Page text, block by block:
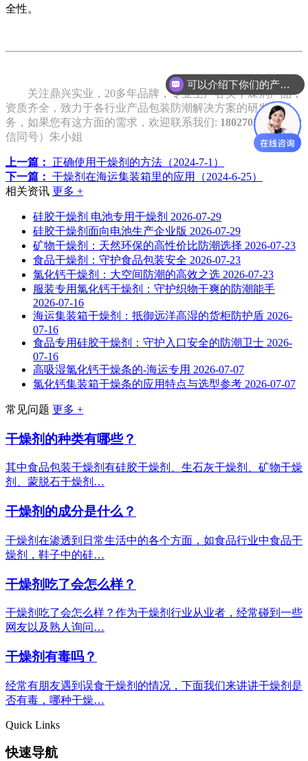
全性。
关注鼎兴实业，20多年品牌，专业生产各类干燥剂产品，
资质齐全，致力于各行业产品包装防潮解决方案的研发和服
务，如果您有这方面的需求，欢迎联系我们: 18027021535（微
信同号）朱小姐
上一篇：
正确使用干燥剂的方法（2024-7-1）
下一篇： 干燥剂在海运集装箱里的应用（2024-6-25）
相关资讯 更多 +
硅胶干燥剂 电池专用干燥剂 2026-07-29
硅胶干燥剂面向电池生产企业版 2026-07-29
矿物干燥剂：天然环保的高性价比防潮选择 2026-07-23
食品干燥剂：守护食品包装安全 2026-07-23
氯化钙干燥剂：大空间防潮的高效之选 2026-07-23
服装专用氯化钙干燥剂：守护织物干爽的防潮能手
2026-07-16
海运集装箱干燥剂：抵御远洋高湿的货柜防护盾 2026-
07-16
食品专用硅胶干燥剂：守护入口安全的防潮卫士 2026-
07-16
高吸湿氯化钙干燥条的-海运专用 2026-07-07
氯化钙集装箱干燥条的应用特点与选型参考 2026-07-07
常见问题 更多 +
干燥剂的种类有哪些？
其中食品包装干燥剂有硅胶干燥剂、生石灰干燥剂、矿物干燥
剂、蒙脱石干燥剂…
干燥剂的成分是什么？
干燥剂在渗透到日常生活中的各个方面，如食品行业中食品干
燥剂，鞋子中的硅…
干燥剂吃了会怎么样？
干燥剂吃了会怎么样？作为干燥剂行业从业者，经常碰到一些
网友以及熟人询问…
干燥剂有毒吗？
经常有朋友遇到误食干燥剂的情况，下面我们来讲讲干燥剂是
否有毒，哪种干燥…
Quick Links
快速导航
可以介绍下你们的产品么？